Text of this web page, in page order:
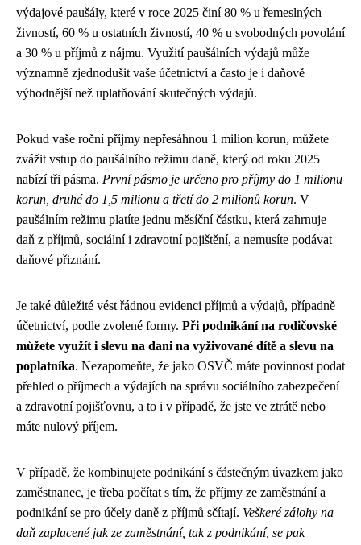
výdajové paušály, které v roce 2025 činí 80 % u řemeslných
živností, 60 % u ostatních živností, 40 % u svobodných povolání
a 30 % u příjmů z nájmu. Využití paušálních výdajů může
významně zjednodušit vaše účetnictví a často je i daňově
výhodnější než uplatňování skutečných výdajů.
Pokud vaše roční příjmy nepřesáhnou 1 milion korun, můžete
zvážit vstup do paušálního režimu daně, který od roku 2025
nabízí tři pásma. První pásmo je určeno pro příjmy do 1 milionu
korun, druhé do 1,5 milionu a třetí do 2 milionů korun. V
paušálním režimu platíte jednu měsíční částku, která zahrnuje
daň z příjmů, sociální i zdravotní pojištění, a nemusíte podávat
daňové přiznání.
Je také důležité vést řádnou evidenci příjmů a výdajů, případně
účetnictví, podle zvolené formy. Při podnikání na rodičovské
můžete využít i slevu na dani na vyživované dítě a slevu na
poplatníka. Nezapomeňte, že jako OSVČ máte povinnost podat
přehled o příjmech a výdajích na správu sociálního zabezpečení
a zdravotní pojišťovnu, a to i v případě, že jste ve ztrátě nebo
máte nulový příjem.
V případě, že kombinujete podnikání s částečným úvazkem jako
zaměstnanec, je třeba počítat s tím, že příjmy ze zaměstnání a
podnikání se pro účely daně z příjmů sčítají. Veškeré zálohy na
daň zaplacené jak ze zaměstnání, tak z podnikání, se pak